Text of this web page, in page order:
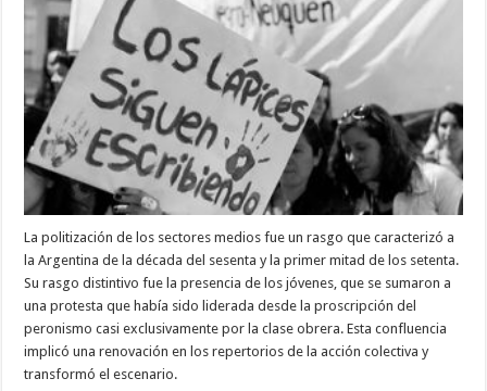
SIGUEN
ESCRIBIENDO
:
NO
FUE
POR
EL
BOLETO,
QUERÍAN
CAMBIAR
EL
MUNDO
La politización de los sectores medios fue un rasgo que caracterizó a
la Argentina de la década del sesenta y la primer mitad de los setenta.
Su rasgo distintivo fue la presencia de los jóvenes, que se sumaron a
una protesta que había sido liderada desde la proscripción del
peronismo casi exclusivamente por la clase obrera. Esta confluencia
implicó una renovación en los repertorios de la acción colectiva y
transformó el escenario.